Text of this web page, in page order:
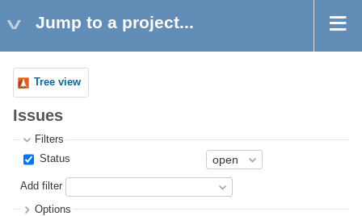
Jump to a project...
Tree view
Issues
Filters
Status
Add filter
Options